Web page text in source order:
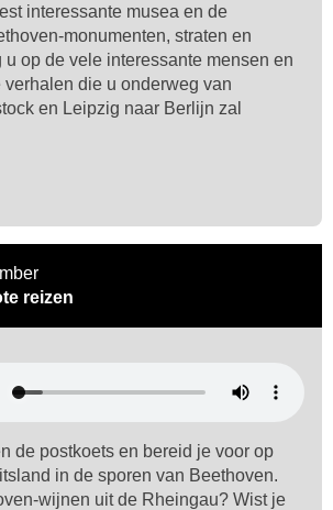
interessante musea en de
monumenten, straten en
u op de vele interessante mensen en
verhalen die u onderweg van
en Leipzig naar Berlijn zal
reizen
de postkoets en bereid je voor op
in de sporen van Beethoven.
wijnen uit de Rheingau? Wist je